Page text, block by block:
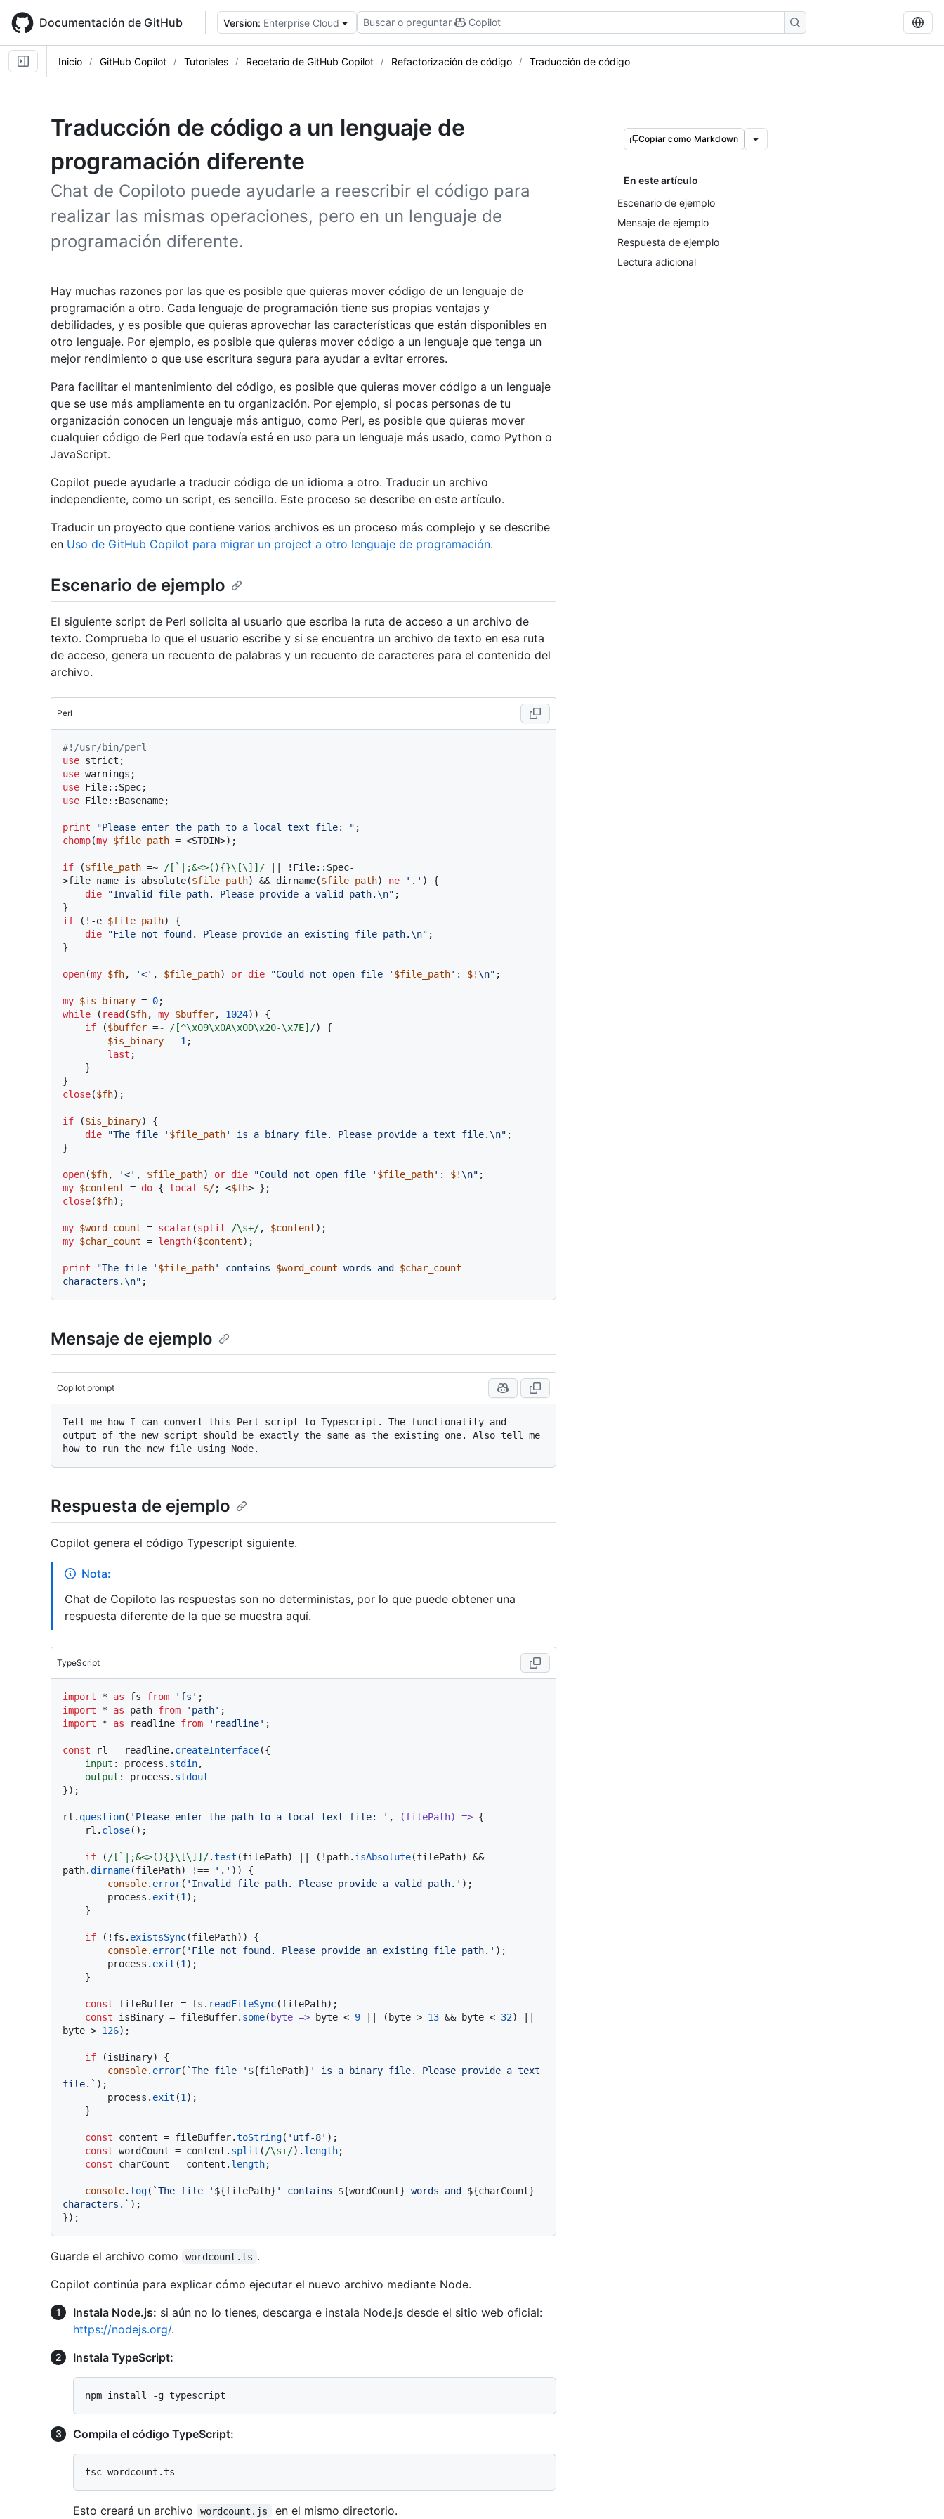
main
content
Documentación de GitHub Version: Enterprise Cloud Buscar o preguntar Copilot
Inicio GitHub Copilot Tutoriales Recetario de GitHub Copilot Refactorización de código Traducción de código
Traducción de código a un lenguaje de
programación diferente
Chat de Copiloto puede ayudarle a reescribir el código para
realizar las mismas operaciones, pero en un lenguaje de
programación diferente.
Copiar como Markdown
En este artículo
Escenario de ejemplo
Mensaje de ejemplo
Respuesta de ejemplo
Lectura adicional
Hay muchas razones por las que es posible que quieras mover código de un lenguaje de
programación a otro. Cada lenguaje de programación tiene sus propias ventajas y
debilidades, y es posible que quieras aprovechar las características que están disponibles en
otro lenguaje. Por ejemplo, es posible que quieras mover código a un lenguaje que tenga un
mejor rendimiento o que use escritura segura para ayudar a evitar errores.
Para facilitar el mantenimiento del código, es posible que quieras mover código a un lenguaje
que se use más ampliamente en tu organización. Por ejemplo, si pocas personas de tu
organización conocen un lenguaje más antiguo, como Perl, es posible que quieras mover
cualquier código de Perl que todavía esté en uso para un lenguaje más usado, como Python o
JavaScript.
Copilot puede ayudarle a traducir código de un idioma a otro. Traducir un archivo
independiente, como un script, es sencillo. Este proceso se describe en este artículo.
Traducir un proyecto que contiene varios archivos es un proceso más complejo y se describe
en Uso de GitHub Copilot para migrar un project a otro lenguaje de programación.
Escenario de ejemplo
El siguiente script de Perl solicita al usuario que escriba la ruta de acceso a un archivo de
texto. Comprueba lo que el usuario escribe y si se encuentra un archivo de texto en esa ruta
de acceso, genera un recuento de palabras y un recuento de caracteres para el contenido del
archivo.
Perl
#!/usr/bin/perl
use
use
use
use File::Basename;
print "Please enter the path to a local text file: "
chomp(my $file_path = <STDIN>);
if ($file_path =~ /[`|;&<>(){}\[\]]/ || !File::Spec-
>file_name_is_absolute($file_path) && dirname($file_path) ne '.' ) {
die
"Invalid file path. Please provide a valid path.\n" ;
if (!-e $file_path) {
die
"File not found. Please provide an existing file path.\n" ;
}
open(my $fh, '<' , $file_path) or die "Could not open file ' $file_path': $!\n" ;
my $is_binary = 0
while ( read ($fh, my $buffer, 1024)) {
if ($buffer =~ /[^\x09\x0A\x0D\x20-\x7E]/) {
$is_binary = 1 ;
last ;
close($fh);
if ($is_binary) {
die
"The file ' $file_path' is a binary file. Please provide a text file.\n" ;
}
open($fh, '<' , $file_path) or die "Could not open file ' $file_path': $!\n"
my $content = do { local $/; <$fh
close($fh);
my $word_count = scalar(split /\s+/, $content
my $char_count = length($content);
print "The file ' $file_path' contains $word_count words and $char_count
characters.\n"
Mensaje de ejemplo
Copilot prompt
Tell me how I can convert this Perl script to Typescript. The functionality and
output of the new script should be exactly the same as the existing one. Also tell me
Respuesta de ejemplo
Copilot genera el código Typescript siguiente.
Nota:
Chat de Copiloto las respuestas son no deterministas, por lo que puede obtener una
respuesta diferente de la que se muestra aquí.
TypeScript
import * as fs from 'fs'
import * as path from 'path'
import * as readline from 'readline' ;
const rl = readline. createInterface({
input : process. stdin,
output : process. stdout
});
rl. question( 'Please enter the path to a local text file: ' , (filePath) => {
    rl.
close();
if ( /[`|;&<>(){}\[\]]/.test (filePath) || (!path. isAbsolute(filePath) &&
path.dirname(filePath) !== '.' )) {
console. error( 'Invalid file path. Please provide a valid path.' );
        process.
exit (1 );
if (!fs. existsSync(filePath)) {
console. error( 'File not found. Please provide an existing file path.' );
        process.
exit (1 );
const fileBuffer = fs. readFileSync(filePath);
const isBinary = fileBuffer. some(byte => byte < 9 || (byte > 13 && byte < 32) ||
byte > 126);
if (isBinary) {
console. error( `The file ' ${filePath} ' is a binary file. Please provide a text
file.` );
        process.
exit (1 );
const content = fileBuffer.toString( 'utf-8' );
const wordCount = content. split ( /\s+/). length;
const charCount = content. length;
console. log( `The file ' ${filePath} ' contains ${wordCount} words and ${charCount}
characters.` );
Guarde el archivo como wordcount.ts .
Copilot continúa para explicar cómo ejecutar el nuevo archivo mediante Node.
Instala Node.js: si aún no lo tienes, descarga e instala Node.js desde el sitio web oficial:
https://nodejs.org/.
Instala TypeScript:
Compila el código TypeScript:
Esto creará un archivo wordcount.js en el mismo directorio.